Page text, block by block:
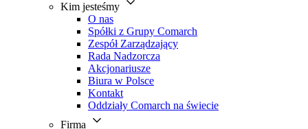
Kim jesteśmy
O nas
Spółki z Grupy Comarch
Zespół Zarządzający
Rada Nadzorcza
Akcjonariusze
Biura w Polsce
Kontakt
Oddziały Comarch na świecie
Firma